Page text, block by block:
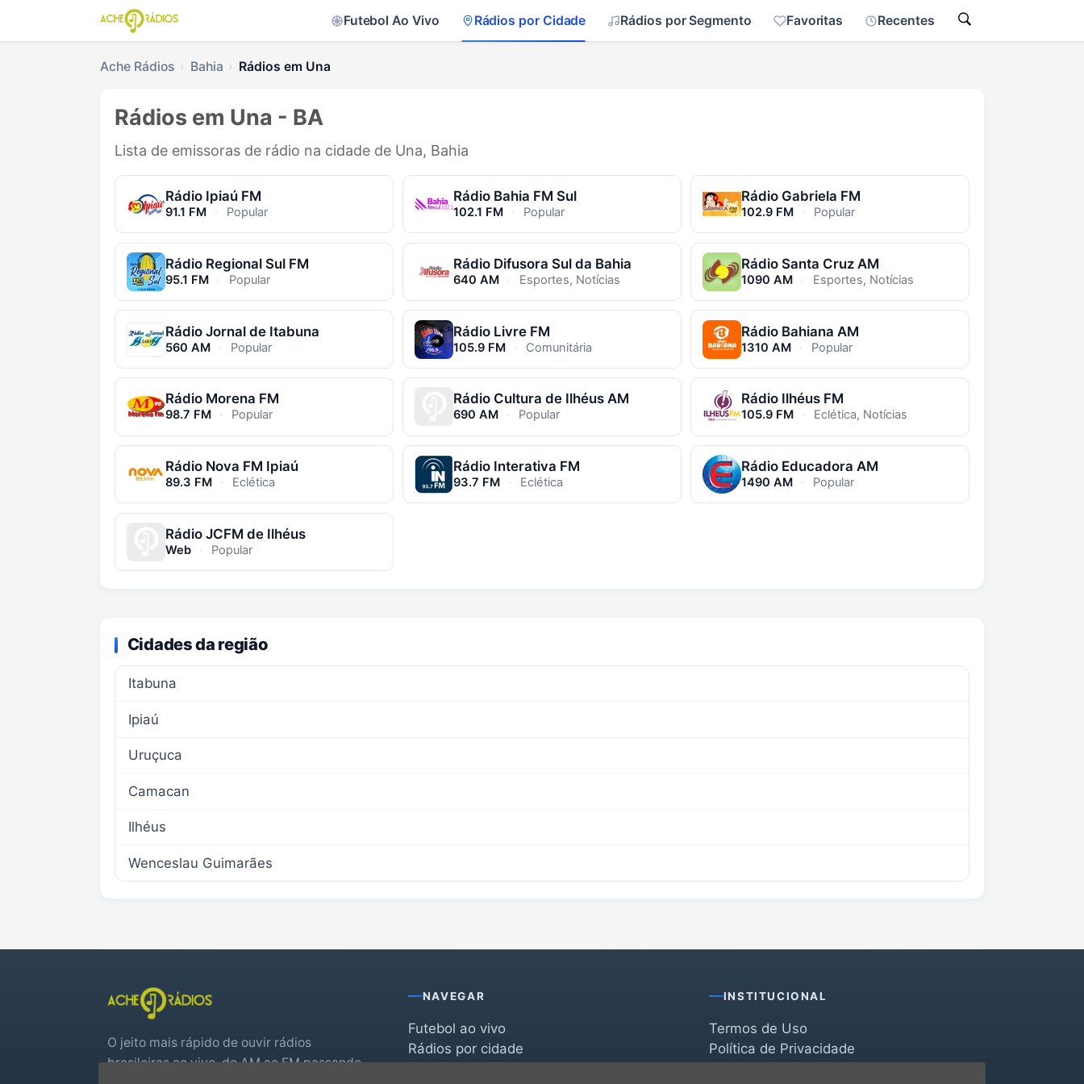
Futebol Ao Vivo Rádios por Cidade Rádios por Segmento Favoritas Recentes
Ache Rádios Bahia Rádios em Una
Rádios em Una - BA
Lista de emissoras de rádio na cidade de Una, Bahia
Rádio Ipiaú FM
91.1 FM · Popular
Rádio Bahia FM Sul
102.1 FM · Popular
Rádio Gabriela FM
102.9 FM · Popular
Rádio Regional Sul FM
95.1 FM · Popular
Rádio Difusora Sul da Bahia
640 AM · Esportes, Notícias
Rádio Santa Cruz AM
1090 AM · Esportes, Notícias
Rádio Jornal de Itabuna
560 AM · Popular
Rádio Livre FM
105.9 FM · Comunitária
Rádio Bahiana AM
1310 AM · Popular
Rádio Morena FM
98.7 FM · Popular
Rádio Cultura de Ilhéus AM
690 AM · Popular
Rádio Ilhéus FM
105.9 FM · Eclética, Notícias
Rádio Nova FM Ipiaú
89.3 FM · Eclética
Rádio Interativa FM
93.7 FM · Eclética
Rádio Educadora AM
1490 AM · Popular
Rádio JCFM de Ilhéus
Web · Popular
Cidades da região
Itabuna
Ipiaú
Uruçuca
Camacan
Ilhéus
Wenceslau Guimarães
O jeito mais rápido de ouvir rádios
brasileiras ao vivo, do AM ao FM passando
NAVEGAR
Futebol ao vivo
Rádios por cidade
INSTITUCIONAL
Termos de Uso
Política de Privacidade